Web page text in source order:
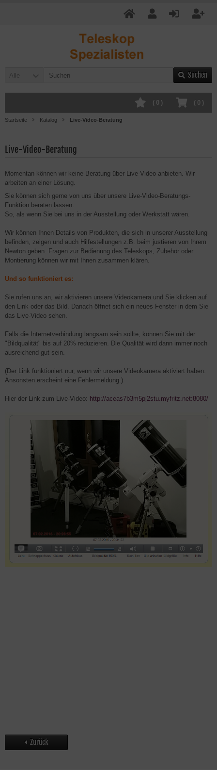
Alle Suchen
( 0 )
( 0 )
Startseite Katalog Live-Video-Beratung
Live-Video-Beratung
Momentan können wir keine Beratung über Live-Video anbieten. Wir
arbeiten an einer Lösung.
Sie können sich gerne von uns über unsere Live-Video-Beratungs-
Funktion beraten lassen.
So, als wenn Sie bei uns in der Ausstellung oder Werkstatt wären.
Wir können Ihnen Details von Produkten, die sich in unserer Ausstellung
befinden, zeigen und auch Hilfestellungen z.B. beim justieren von Ihrem
Newton geben. Fragen zur Bedienung des Teleskops, Zubehör oder
Montierung können wir mit Ihnen zusammen klären.
Und so funktioniert es:
Sie rufen uns an, wir aktivieren unsere Videokamera und Sie klicken auf
den Link oder das Bild. Danach öffnet sich ein neues Fenster in dem Sie
das Live-Video sehen.
Falls die Internetverbindung langsam sein sollte, können Sie mit der
"Bildqualität" bis auf 20% reduzieren. Die Qualität wird dann immer noch
ausreichend gut sein.
(Der Link funktioniert nur, wenn wir unsere Videokamera aktiviert haben.
Ansonsten erscheint eine Fehlermeldung.)
Hier der Link zum Live-Video: http://aceas7b3m5pj2stu.myfritz.net:8080/
Zurück